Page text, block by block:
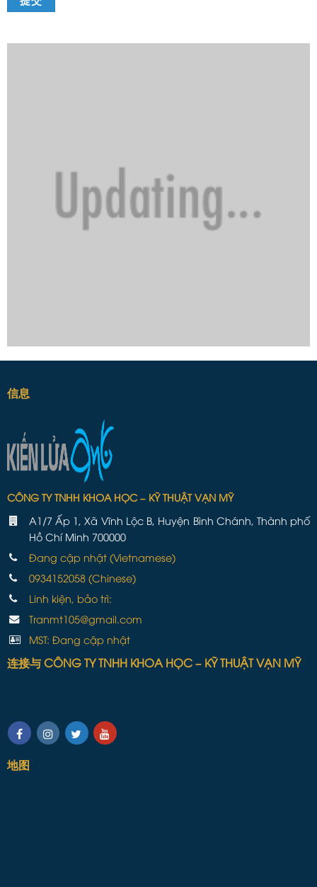
信息
CÔNG TY TNHH KHOA HỌC – KỸ THUẬT VẠN MỸ
A1/7 Ấp 1, Xã Vĩnh Lộc B, Huyện Bình Chánh, Thành phố
Hồ Chí Minh 700000
Đang cập nhật (Vietnamese)
0934152058 (Chinese)
Linh kiện, bảo trì:
Tranmt105@gmail.com
MST: Đang cập nhật
连接与 CÔNG TY TNHH KHOA HỌC – KỸ THUẬT VẠN MỸ
地图